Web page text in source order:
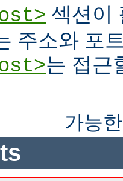
섹션이
주소와 포
는 접근
가능